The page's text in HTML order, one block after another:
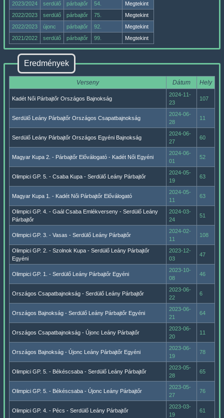
2023/2024
serdülő párbajtőr 54.
Megtekint
2022/2023
serdülő párbajtőr 75.
Megtekint
2022/2023
újonc párbajtőr 92.
Megtekint
2021/2022
serdülő párbajtőr 99. Megtekint
Eredmények
Verseny Dátum Hely
Kadét Női Párbajtőr Országos Bajnokság
2024-11-
23
107
Serdülő Leány Párbajtőr Országos Csapatbajnokság
2024-06-
28
11
Serdülő Leány Párbajtőr Országos Egyéni Bajnokság
2024-06-
27
60
Magyar Kupa 2. - Párbajtőr Előválogató - Kadét Női Egyéni
2024-06-
01
52
Olimpici GP. 5. - Csaba Kupa - Serdülő Leány Párbajtőr
2024-05-
19
63
Magyar Kupa 1. - Kadét Női Párbajtőr Előválogató
2024-05-
11
63
Olimpici GP. 4. - Gaál Csaba Emlékverseny - Serdülő Leány
Párbajtőr
2024-03-
24
51
Olimpici GP. 3. - Vasas - Serdülő Leány Párbajtőr
2024-02-
11
108
Olimpici GP. 2. - Szolnok Kupa - Serdülő Leány Párbajtőr
Egyéni
2023-12-
03
47
Olimpici GP. 1. - Serdülő Leány Párbajtőr Egyéni
2023-10-
08
46
Országos Csapatbajnokság - Serdülő Leány Párbajtőr
2023-06-
22
6
Országos Bajnokság - Serdülő Leány Párbajtőr Egyéni
2023-06-
21
64
Országos Csapatbajnokság - Újonc Leány Párbajtőr
2023-06-
20
11
Országos Bajnokság - Újonc Leány Párbajtőr Egyéni
2023-06-
19
78
Olimpici GP. 5. - Békéscsaba - Serdülő Leány Párbajtőr
2023-05-
28
65
Olimpici GP. 5. - Békéscsaba - Újonc Leány Párbajtőr
2023-05-
27
76
Olimpici GP. 4. - Pécs - Serdülő Leány Párbajtőr
2023-03-
19
61